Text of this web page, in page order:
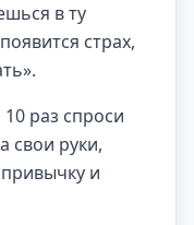
в ту
страх,
раз спроси
свои руки,
и